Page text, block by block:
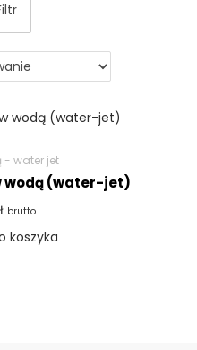
- water jet
wodą (water-jet)
brutto
koszyka